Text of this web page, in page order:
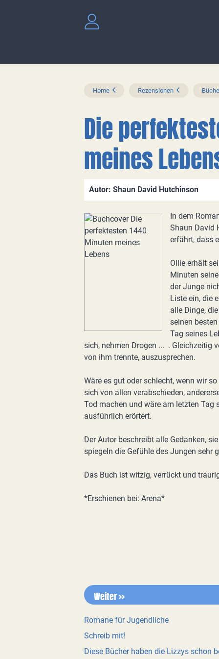
Home Rezensionen
Die
meines
Autor: Shaun David Hutchinson
In dem
Shaun David
erfährt, dass
Ollie erhält
Minuten
der Junge
Liste ein, die
alle Dinge,
seinen
Tag seines
sich, nehmen Drogen ... . Gleichzeitig
von ihm trennte, auszusprechen.
Wäre es gut oder schlecht, wenn wir
sich von allen verabschieden,
Tod machen und wäre am letzten Tag
ausführlich erörtert.
Der Autor beschreibt alle Gedanken,
spiegeln die Gefühle des Jungen sehr
Das Buch ist witzig, verrückt und
*Erschienen bei: Arena*
Weiter >>
Romane für Jugendliche
Schreib mit!
Diese Bücher haben die Lizzys schon